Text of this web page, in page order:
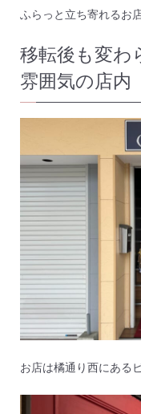
ふらっと立ち寄れるお
移転後も変わ
雰囲気の店内
お店は橘通り西にある